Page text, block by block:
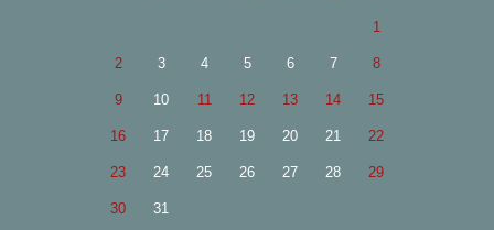
1
2 3 4 5 6 7 8
9 10 11 12 13 14 15
16 17 18 19 20 21 22
23 24 25 26 27 28 29
30 31